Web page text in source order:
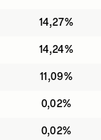
14,27%
14,24%
11,09%
0,02%
0,02%